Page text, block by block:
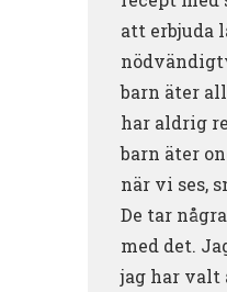
att erbjuda
barn äter
har aldrig
barn äter
när vi ses,
De tar
med det.
jag har valt